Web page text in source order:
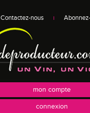
mon compte
connexion
Contactez-nous